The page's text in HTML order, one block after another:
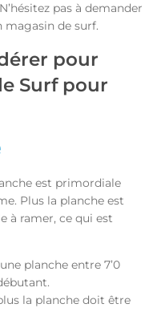
pas à demander
magasin de surf.
pour
Surf pour
est primordiale
Plus la planche est
à ramer, ce qui est
planche entre 7’0
la planche doit être